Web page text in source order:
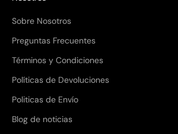
Sobre Nosotros
Preguntas Frecuentes
Términos y Condiciones
Políticas de Devoluciones
Politicas de Envío
Blog de noticias